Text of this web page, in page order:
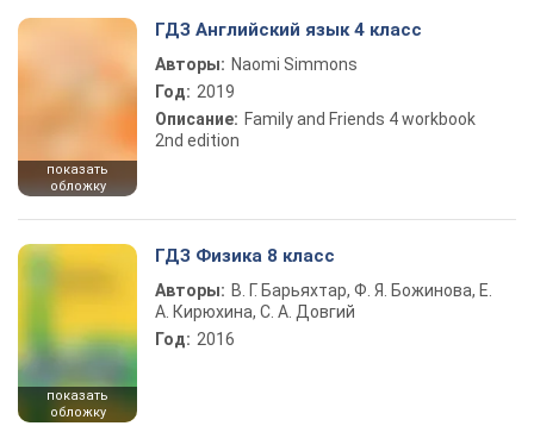
показать
обложку
ГДЗ Английский язык 4 класс
Авторы: Naomi Simmons
Год: 2019
Описание: Family and Friends 4 workbook
2nd edition
показать
обложку
ГДЗ Физика 8 класс
Авторы: В. Г. Барьяхтар, Ф. Я. Божинова, Е.
А. Кирюхина, С. А. Довгий
Год: 2016